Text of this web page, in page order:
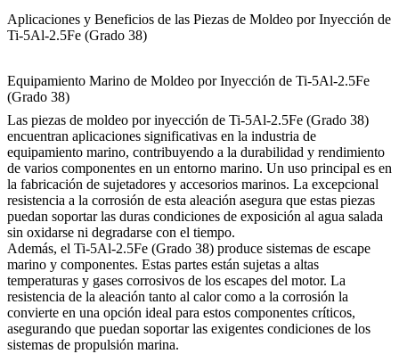
Aplicaciones y Beneficios de las Piezas de Moldeo por Inyección de
Ti-5Al-2.5Fe (Grado 38)
Equipamiento Marino de Moldeo por Inyección de Ti-5Al-2.5Fe
(Grado 38)
Las piezas de moldeo por inyección de Ti-5Al-2.5Fe (Grado 38)
encuentran aplicaciones significativas en la industria de
equipamiento marino, contribuyendo a la durabilidad y rendimiento
de varios componentes en un entorno marino. Un uso principal es en
la fabricación de sujetadores y accesorios marinos. La excepcional
resistencia a la corrosión de esta aleación asegura que estas piezas
puedan soportar las duras condiciones de exposición al agua salada
sin oxidarse ni degradarse con el tiempo.
Además, el Ti-5Al-2.5Fe (Grado 38) produce sistemas de escape
marino y componentes. Estas partes están sujetas a altas
temperaturas y gases corrosivos de los escapes del motor. La
resistencia de la aleación tanto al calor como a la corrosión la
convierte en una opción ideal para estos componentes críticos,
asegurando que puedan soportar las exigentes condiciones de los
sistemas de propulsión marina.